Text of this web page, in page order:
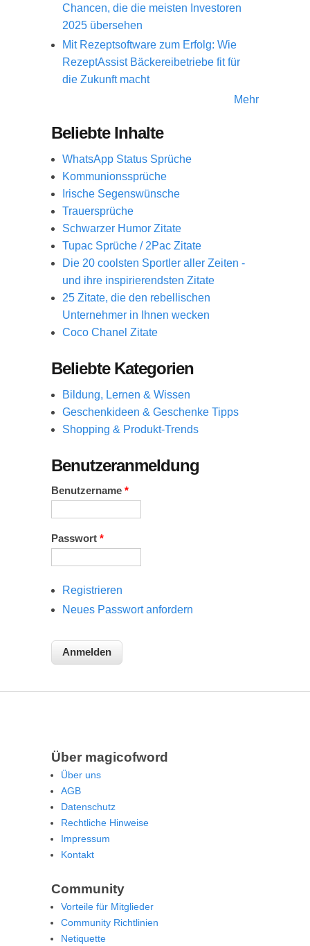
Chancen, die die meisten Investoren
2025 übersehen
Mit Rezeptsoftware zum Erfolg: Wie
RezeptAssist Bäckereibetriebe fit für
die Zukunft macht
Mehr
Beliebte Inhalte
WhatsApp Status Sprüche
Kommunionssprüche
Irische Segenswünsche
Trauersprüche
Schwarzer Humor Zitate
Tupac Sprüche / 2Pac Zitate
Die 20 coolsten Sportler aller Zeiten -
und ihre inspirierendsten Zitate
25 Zitate, die den rebellischen
Unternehmer in Ihnen wecken
Coco Chanel Zitate
Beliebte Kategorien
Bildung, Lernen & Wissen
Geschenkideen & Geschenke Tipps
Shopping & Produkt-Trends
Benutzeranmeldung
Benutzername *
Passwort *
Registrieren
Neues Passwort anfordern
Über magicofword
Über uns
AGB
Datenschutz
Rechtliche Hinweise
Impressum
Kontakt
Community
Vorteile für Mitglieder
Community Richtlinien
Netiquette